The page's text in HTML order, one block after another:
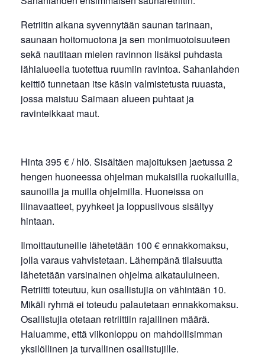
Retriitin aikana syvennytään saunan tarinaan,
saunaan hoitomuotona ja sen monimuotoisuuteen
sekä nautitaan mielen ravinnon lisäksi puhdasta
lähialueella tuotettua ruumiin ravintoa. Sahanlahden
keittiö tunnetaan itse käsin valmistetusta ruuasta,
jossa maistuu Saimaan alueen puhtaat ja
ravinteikkaat maut.
Hinta 395 € / hlö. Sisältäen majoituksen jaetussa 2
hengen huoneessa ohjelman mukaisilla ruokailuilla,
saunoilla ja muilla ohjelmilla. Huoneissa on
liinavaatteet, pyyhkeet ja loppusiivous sisältyy
hintaan.
Ilmoittautuneille lähetetään 100 € ennakkomaksu,
jolla varaus vahvistetaan. Lähempänä tilaisuutta
lähetetään varsinainen ohjelma aikatauluineen.
Retriitti toteutuu, kun osallistujia on vähintään 10.
Mikäli ryhmä ei toteudu palautetaan ennakkomaksu.
Osallistujia otetaan retriittiin rajallinen määrä.
Haluamme, että viikonloppu on mahdollisimman
yksilöllinen ja turvallinen osallistujille.